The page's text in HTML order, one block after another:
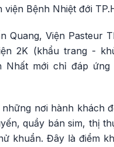
viện Bệnh Nhiệt đới
Quang, Viện Pasteur
2K (khẩu trang -
Nhất mới chỉ đáp ứng
nơi hành khách
quầy bán sim, thị
khuẩn. Đây là điểm